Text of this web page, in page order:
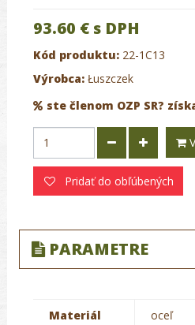
93.60 € s DPH
Kód produktu: 22-1C13
Výrobca: Łuszczek
ste členom OZP SR?
Pridať do obľúbených
PARAMETRE
Materiál oceľ